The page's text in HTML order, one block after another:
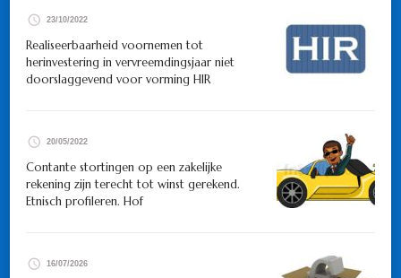
23/10/2022
Realiseerbaarheid voornemen tot
herinvestering in vervreemdingsjaar niet
doorslaggevend voor vorming HIR
20/05/2022
Contante stortingen op een zakelijke
rekening zijn terecht tot winst gerekend.
Etnisch profileren. Hof
16/07/2026